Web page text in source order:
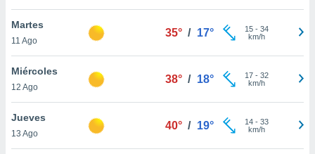
cookies
aceptar
Martes
11 Ago
35° / 17° 15- 34
km/h
Miércoles
12 Ago
38° / 18° 17- 32
km/h
Jueves
13 Ago
40° / 19° 14- 33
km/h